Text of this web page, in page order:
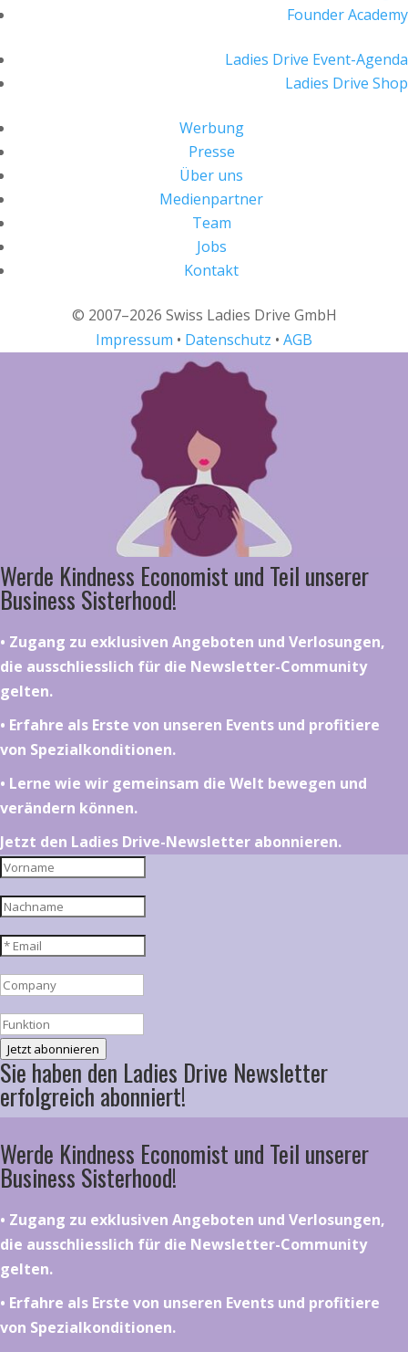
Founder Academy
Ladies Drive Event-Agenda
Ladies Drive Shop
Werbung
Presse
Über uns
Medienpartner
Team
Jobs
Kontakt
© 2007–2026 Swiss Ladies Drive GmbH
Impressum • Datenschutz • AGB
Werde Kindness Economist und Teil unserer
Business Sisterhood!
•⁠ ⁠⁠Zugang zu exklusiven Angeboten und Verlosungen,
die ausschliesslich für die Newsletter-Community
gelten.
•⁠ ⁠⁠Erfahre als Erste von unseren Events und profitiere
von Spezialkonditionen.
•⁠ ⁠⁠Lerne wie wir gemeinsam die Welt bewegen und
verändern können.
Jetzt den Ladies Drive-Newsletter abonnieren.
Jetzt abonnieren
Sie haben den Ladies Drive Newsletter
erfolgreich abonniert!
Werde Kindness Economist und Teil unserer
Business Sisterhood!
•⁠ ⁠⁠Zugang zu exklusiven Angeboten und Verlosungen,
die ausschliesslich für die Newsletter-Community
gelten.
•⁠ ⁠⁠Erfahre als Erste von unseren Events und profitiere
von Spezialkonditionen.